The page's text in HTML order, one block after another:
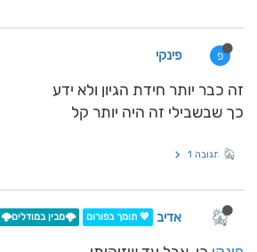
פ פינקי
זה כבר יותר חידת הגיון ולא ידע
כך שבשבילי זה היה יותר קל
תגובה 1
אדיב 💖 תומך בפורום 🌩️מבין במודלים🌩️